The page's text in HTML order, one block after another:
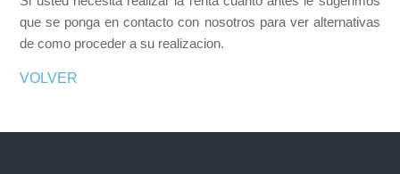
que se ponga en contacto con nosotros para ver alternativas
de como proceder a su realizacion.
VOLVER